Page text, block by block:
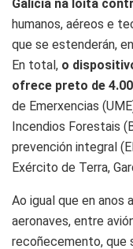
Galicia na loita
humanos, aéreos e
que se estenderán,
En total, o
ofrece preto de
de Emerxencias
Incendios Forestais
prevención integral
Exército de Terra,
Ao igual que en anos
aeronaves, entre
recoñecemento, que